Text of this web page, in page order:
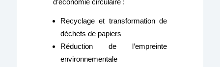
d’économie circulaire :
Recyclage et transformation de
déchets de papiers
Réduction de l’empreinte
environnementale